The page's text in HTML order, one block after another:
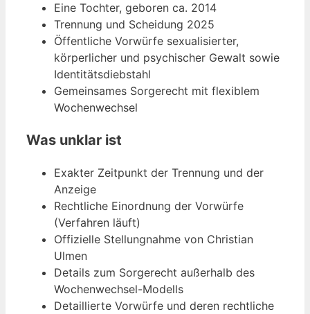
Eine Tochter, geboren ca. 2014
Trennung und Scheidung 2025
Öffentliche Vorwürfe sexualisierter,
körperlicher und psychischer Gewalt sowie
Identitätsdiebstahl
Gemeinsames Sorgerecht mit flexiblem
Wochenwechsel
Was unklar ist
Exakter Zeitpunkt der Trennung und der
Anzeige
Rechtliche Einordnung der Vorwürfe
(Verfahren läuft)
Offizielle Stellungnahme von Christian
Ulmen
Details zum Sorgerecht außerhalb des
Wochenwechsel-Modells
Detaillierte Vorwürfe und deren rechtliche